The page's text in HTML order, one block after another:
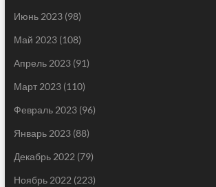
Июнь 2023(98)
Май 2023(108)
Апрель 2023(91)
Март 2023(110)
Февраль 2023(96)
Январь 2023(88)
Декабрь 2022 (79)
Ноябрь 2022 (223)